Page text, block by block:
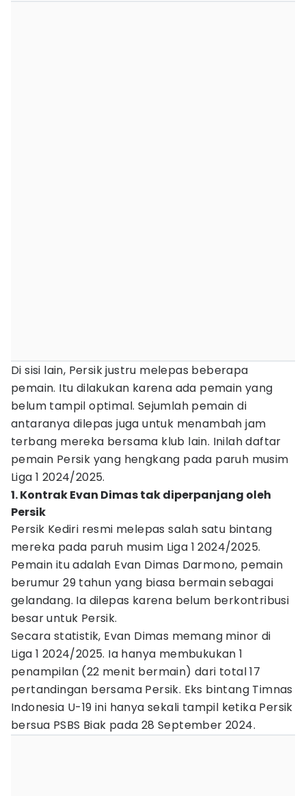
Di sisi lain, Persik justru melepas beberapa
pemain. Itu dilakukan karena ada pemain yang
belum tampil optimal. Sejumlah pemain di
antaranya dilepas juga untuk menambah jam
terbang mereka bersama klub lain. Inilah daftar
pemain Persik yang hengkang pada paruh musim
Liga 1 2024/2025.
1. Kontrak Evan Dimas tak diperpanjang oleh
Persik
Persik Kediri resmi melepas salah satu bintang
mereka pada paruh musim Liga 1 2024/2025.
Pemain itu adalah Evan Dimas Darmono, pemain
berumur 29 tahun yang biasa bermain sebagai
gelandang. Ia dilepas karena belum berkontribusi
besar untuk Persik.
Secara statistik, Evan Dimas memang minor di
Liga 1 2024/2025. Ia hanya membukukan 1
penampilan (22 menit bermain) dari total 17
pertandingan bersama Persik. Eks bintang Timnas
Indonesia U-19 ini hanya sekali tampil ketika Persik
bersua PSBS Biak pada 28 September 2024.